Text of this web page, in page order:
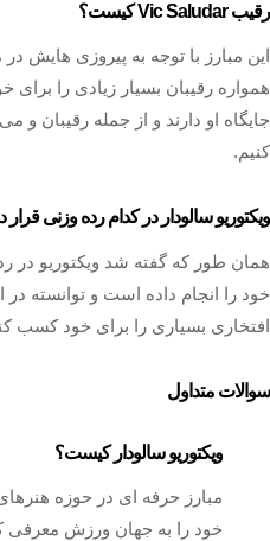
رقیب Vic Saludar کیست؟
این مبارز با توجه به پیروزی هایش
همواره رقیبان بسیار زیادی را
جایگاه او دارند و از جمله رقیبان و
کنیم.
ویکتوریو سالودار در کدام رده وزنی قرار
همان طور که گفته شد ویکتوریو در
خود را انجام داده است و توانسته
افتخاری بسیاری را برای خود کسب
سوالات متداول
ویکتوریو سالودار کیست؟
مبارز حرفه‌ ای در حوزه
خود را به جهان ورزش معرفی